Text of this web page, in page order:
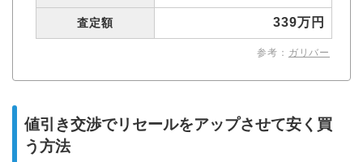
査定額 339万円
参考： ガリバー
値引き交渉でリセールをアップさせて安く買
う方法